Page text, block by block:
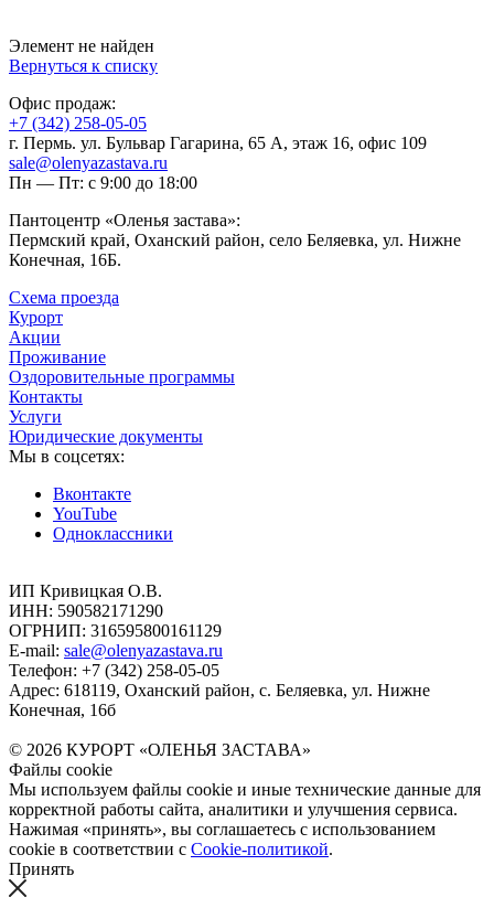
Элемент не найден
Вернуться к списку
Офис продаж:
+7 (342) 258-05-05
г. Пермь. ул. Бульвар Гагарина, 65 А, этаж 16, офис 109
sale@olenyazastava.ru
Пн — Пт: с 9:00 до 18:00
Пантоцентр «Оленья застава»:
Пермский край, Оханский район, село Беляевка, ул. Нижне
Конечная, 16Б.
Схема проезда
Курорт
Акции
Проживание
Оздоровительные программы
Контакты
Услуги
Юридические документы
Мы в соцсетях:
Вконтакте
YouTube
Одноклассники
ИП Кривицкая О.В.
ИНН: 590582171290
ОГРНИП: 316595800161129
E-mail: sale@olenyazastava.ru
Телефон: +7 (342) 258-05-05
Адрес: 618119, Оханский район, с. Беляевка, ул. Нижне
Конечная, 16б
© 2026 КУРОРТ «ОЛЕНЬЯ ЗАСТАВА»
Файлы cookie
Мы используем файлы cookie и иные технические данные для
корректной работы сайта, аналитики и улучшения сервиса.
Нажимая «принять», вы соглашаетесь с использованием
cookie в соответствии с Cookie-политикой.
Принять